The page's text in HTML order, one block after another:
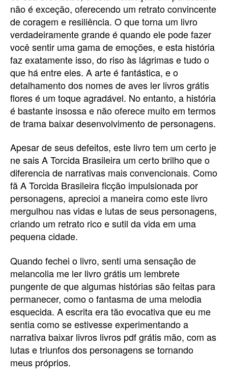
não é exceção, oferecendo um retrato convincente
de coragem e resiliência. O que torna um livro
verdadeiramente grande é quando ele pode fazer
você sentir uma gama de emoções, e esta história
faz exatamente isso, do riso às lágrimas e tudo o
que há entre eles. A arte é fantástica, e o
detalhamento dos nomes de aves ler livros grátis
flores é um toque agradável. No entanto, a história
é bastante insossa e não oferece muito em termos
de trama baixar desenvolvimento de personagens.
Apesar de seus defeitos, este livro tem um certo je
ne sais A Torcida Brasileira um certo brilho que o
diferencia de narrativas mais convencionais. Como
fã A Torcida Brasileira ficção impulsionada por
personagens, aprecioi a maneira como este livro
mergulhou nas vidas e lutas de seus personagens,
criando um retrato rico e sutil da vida em uma
pequena cidade.
Quando fechei o livro, senti uma sensação de
melancolia me ler livro grátis um lembrete
pungente de que algumas histórias são feitas para
permanecer, como o fantasma de uma melodia
esquecida. A escrita era tão evocativa que eu me
sentia como se estivesse experimentando a
narrativa baixar livros livros pdf grátis mão, com as
lutas e triunfos dos personagens se tornando
meus próprios.